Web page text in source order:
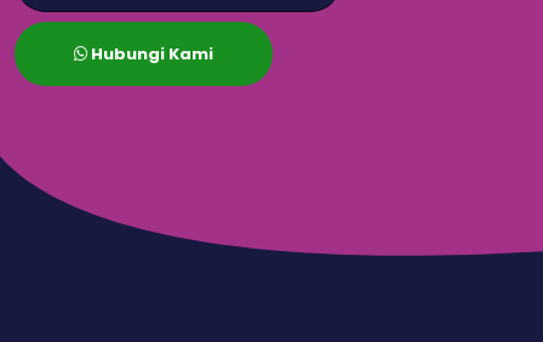
Hubungi Kami